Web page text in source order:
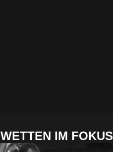
WETTEN IM FOKUS